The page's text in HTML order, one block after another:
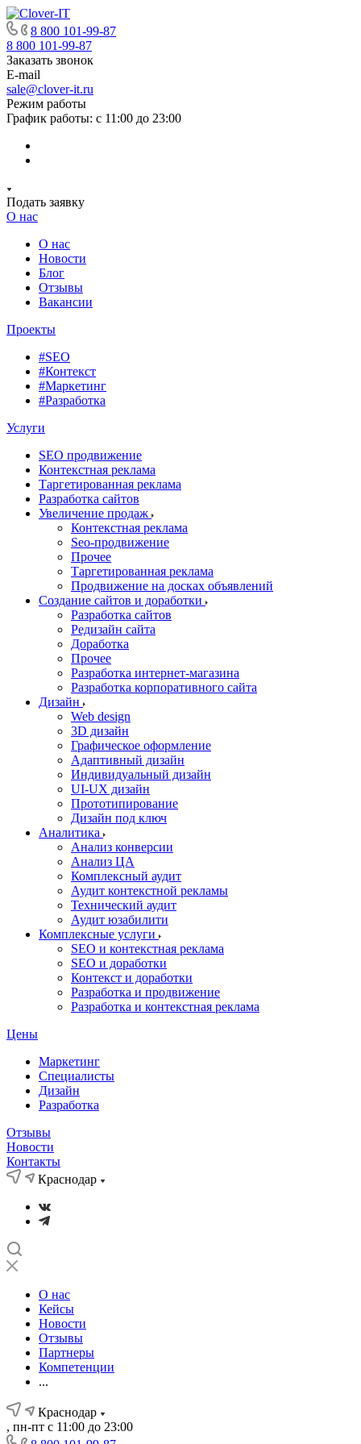
8 800 101-99-87
8 800 101-99-87
Заказать звонок
E-mail
sale@clover-it.ru
Режим работы
График работы: с 11:00 до 23:00
Подать заявку
О нас
О нас
Новости
Блог
Отзывы
Вакансии
Проекты
#SEO
#Контекст
#Маркетинг
#Разработка
Услуги
SEO продвижение
Контекстная реклама
Таргетированная реклама
Разработка сайтов
Увеличение продаж
Контекстная реклама
Seo-продвижение
Прочее
Таргетированная реклама
Продвижение на досках объявлений
Создание сайтов и доработки
Разработка сайтов
Редизайн сайта
Доработка
Прочее
Разработка интернет-магазина
Разработка корпоративного сайта
Дизайн
Web design
3D дизайн
Графическое оформление
Адаптивный дизайн
Индивидуальный дизайн
UI‑UX дизайн
Прототипирование
Дизайн под ключ
Аналитика
Анализ конверсии
Анализ ЦА
Комплексный аудит
Аудит контекстной рекламы
Технический аудит
Аудит юзабилити
Комплексные услуги
SEO и контекстная реклама
SEO и доработки
Контекст и доработки
Разработка и продвижение
Разработка и контекстная реклама
Цены
Маркетинг
Специалисты
Дизайн
Разработка
Отзывы
Новости
Контакты
Краснодар
О нас
Кейсы
Новости
Отзывы
Партнеры
Компетенции
...
Краснодар
, пн-пт с 11:00 до 23:00